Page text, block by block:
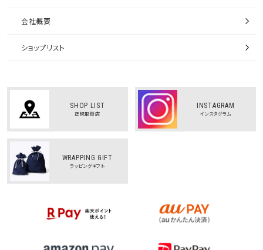
会社概要
ショップリスト
SHOP LIST
正規取扱店
INSTAGRAM
インスタグラム
WRAPPING GIFT
ラッピングギフト